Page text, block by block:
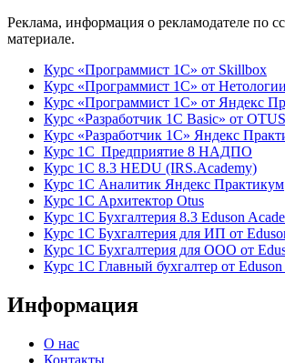
Реклама, информация о рекламодателе по
материале.
Курс «Программист 1С» от Skillbox
Курс «Программист 1С» от Нетологии
Курс «Программист 1С» от Яндекс
Курс «Разработчик 1С Basic» от OTUS
Курс «Разработчик 1С» Яндекс
Курс 1С Предприятие 8 НАДПО
Курс 1С 8.3 HEDU (IRS.Academy)
Курс 1С Аналитик Яндекс Практикум
Курс 1С Архитектор Otus
Курс 1С Бухгалтерия 8.3 Eduson
Курс 1С Бухгалтерия для ИП от
Курс 1С Бухгалтерия для ООО от
Курс 1С Главный бухгалтер от
Информация
О нас
Контакты